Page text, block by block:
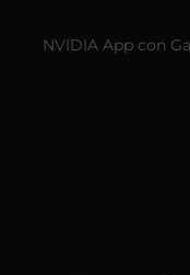
NVIDIA App con